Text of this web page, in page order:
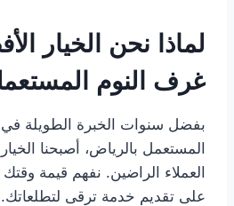
لماذا نحن الخيار
غرف النوم
بفضل سنوات الخبرة الطويلة
المستعمل بالرياض، أصبحنا
العملاء الراضين. نفهم قيمة
على تقديم خدمة ترقى لتطلعاتك.